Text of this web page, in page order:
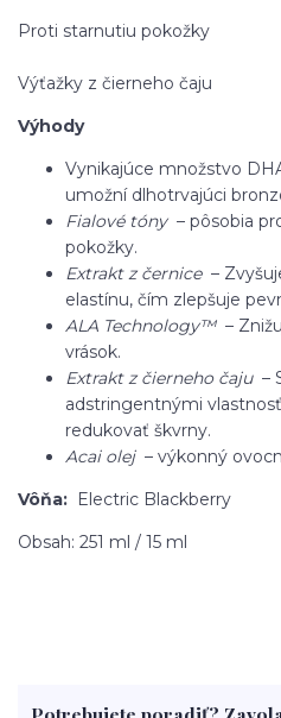
Proti starnutiu pokožky
Výťažky z čierneho čaju
Výhody
Vynikajúce množstvo
umožní dlhotrvajúci
Fialové tóny– pôsobia
pokožky.
Extrakt z černice–
elastínu, čím zlepšuje
ALA Technology™–
vrások.
Extrakt z čierneho čaju–
adstringentnými
redukovať škvrny.
Acai olej– výkonný
Vôňa: Electric Blackberry
Obsah: 251 ml / 15 ml